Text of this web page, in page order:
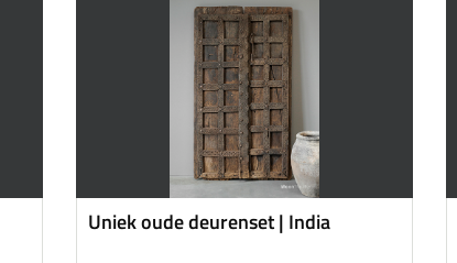
Uniek oude deurenset | India